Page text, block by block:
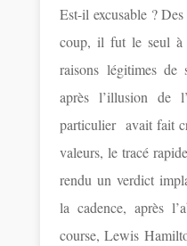
Est-il excusable ?
coup, il fut le seul à
raisons légitimes de
après l’illusion de
particulier avait fait
valeurs, le tracé
rendu un verdict
la cadence, après
course, Lewis